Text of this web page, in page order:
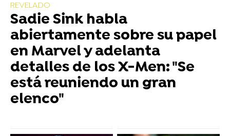
REVELADO
Sadie Sink habla
abiertamente sobre su papel
en Marvel y adelanta
detalles de los X-Men: "Se
está reuniendo un gran
elenco"